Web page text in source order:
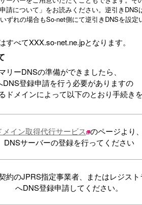
請について」をお読みください。逆引きDNS
ずれの場合もSo-net側にて逆引きDNSを設定
べてXXX.so-net.ne.jpとなります。
リーDNSの準備ができましたら、
登録申請を行う必要がありますの
ドメインによって以下のとおり手続き
メイン取得代行サービス のページより
DNSサーバーの登録を行ってください
約のJPRS指定事業者、またはレジスト
へDNS登録申請してください。